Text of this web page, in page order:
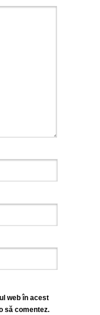
web în acest
să comentez.